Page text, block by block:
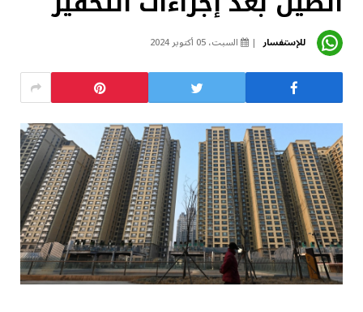
للإستفسار السبت، 05 أكتوبر 2024